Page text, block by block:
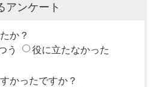
アンケート
か？
う 役に立たなかった
かったですか？